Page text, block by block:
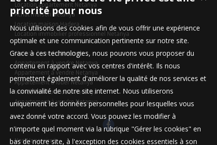
Location appartement Netanya
Achat maison Netanya
Location maison Hadera
Location immobilier professionnel Netanya
Maison à vendre Netanya
Appartement à vendre Netanya
Appartement à vendre Netanya
Appartement à louer Netanya
Immobilier Pro à louer Netanya
Appartement à vendre Netanya
Nos Honoraires
priorité pour nous
Nous utilisons des cookies afin de vous offrir une expérience
optimale et une communication pertinente sur notre site.
Grace à ces technologies, nous pouvons vous proposer du
contenu en rapport avec vos centres d'intérêt. Ils nous
permettent également d'améliorer la qualité de nos services et
la convivialité de notre site internet. Nous utiliserons
uniquement les données personnelles pour lesquelles vous
avez donné votre accord. Vous pouvez les modifier à
n'importe quel moment via la rubrique "Gérer les cookies" en
bas de notre site, à l'exception des cookies essentiels à son